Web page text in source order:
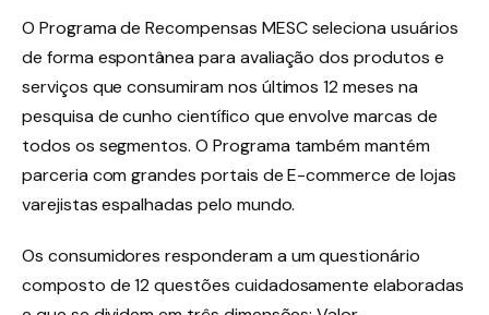
O Programa de Recompensas MESC seleciona usuários
de forma espontânea para avaliação dos produtos e
serviços que consumiram nos últimos 12 meses na
pesquisa de cunho científico que envolve marcas de
todos os segmentos. O Programa também mantém
parceria com grandes portais de E-commerce de lojas
varejistas espalhadas pelo mundo.
Os consumidores responderam a um questionário
composto de 12 questões cuidadosamente elaboradas